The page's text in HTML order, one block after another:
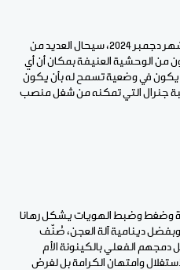
وأضاف ولد اعبيد أنه “عند حلول آخر شهر دجمبر 2024، سيحال العديد من
من الوحشية العنيفة بمكان أن أي
يكون في وضعية تسمح له بأن يكون
جنرال التي تمكنه من شغل منصب
وضغط وضبط الهويات يشكل رهانا
دينامية آلة العجن، صُنّف
الفعلي بالكينونة الأم
وامتهان الكرامة بل لغرض